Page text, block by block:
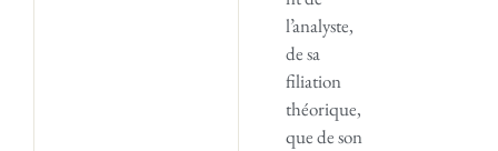
l’analyste,
de sa
filiation
théorique,
que de son